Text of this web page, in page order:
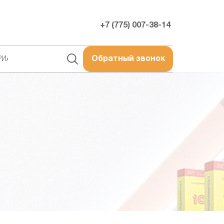
+7 (775) 007-38-14
Обратный звонок